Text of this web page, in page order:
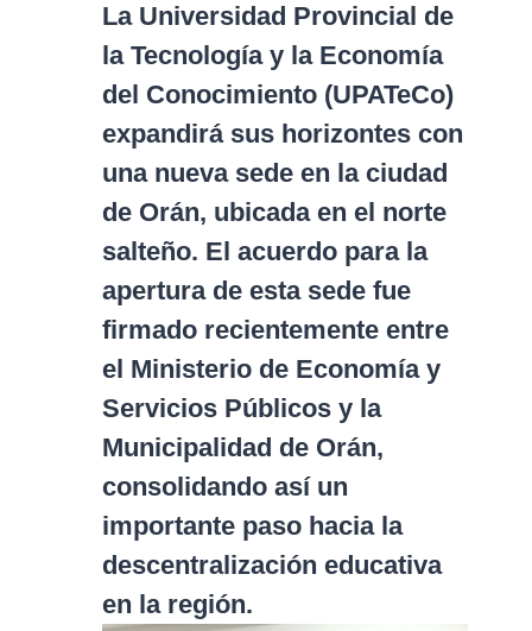
La Universidad Provincial de
la Tecnología y la Economía
del Conocimiento (UPATeCo)
expandirá sus horizontes con
una nueva sede en la ciudad
de Orán, ubicada en el norte
salteño. El acuerdo para la
apertura de esta sede fue
firmado recientemente entre
el Ministerio de Economía y
Servicios Públicos y la
Municipalidad de Orán,
consolidando así un
importante paso hacia la
descentralización educativa
en la región.